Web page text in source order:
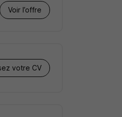
Voir l’offre
votre CV